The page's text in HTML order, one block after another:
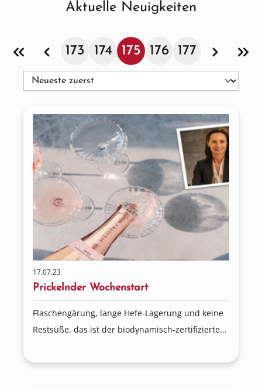
Aktuelle Neuigkeiten
173
Seite
174
Seite
175 176
Seite
177
17.07.23
Prickelnder Wochenstart
Flaschengärung, lange Hefe-Lagerung und keine
Restsüße, das ist der biodynamisch-zertifizierte
Wieninger. Was für sie selbstverständlich ist,